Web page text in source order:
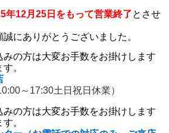
年12月25日をもって営業終了とさせ
にありがとうございました。
の方は大変お手数をお掛けします
。
～17:30土日祝日休業）
の方は大変お手数をお掛けします
。